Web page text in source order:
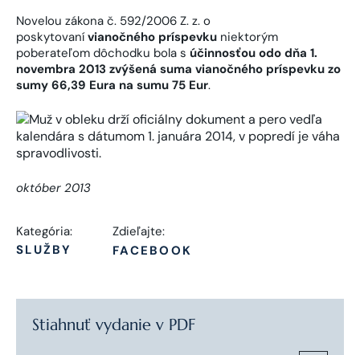
Novelou zákona č. 592/2006 Z. z. o
poskytovanívianočného príspevku niektorým
poberateľom dôchodku bola s účinnosťou odo dňa 1.
novembra 2013 zvýšená suma vianočného príspevku zo
sumy 66,39 Eura na sumu 75 Eur.
október 2013
Kategória:
SLUŽBY
Zdieľajte:
FACEBOOK
Stiahnuť vydanie v PDF